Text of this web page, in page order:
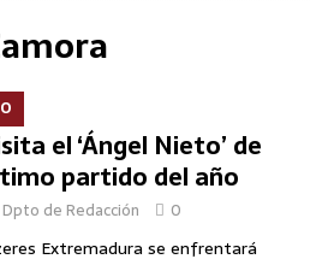
el ‘Ángel Nieto’ de
partido del año
Dpto de Redacción 0
Extremadura se enfrentará